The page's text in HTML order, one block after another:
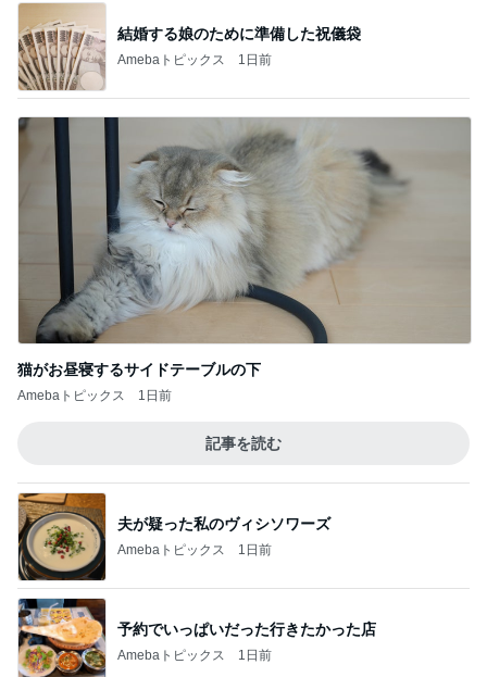
結婚する娘のために準備した祝儀袋
Amebaトピックス 1日前
猫がお昼寝するサイドテーブルの下
Amebaトピックス 1日前
記事を読む
夫が疑った私のヴィシソワーズ
Amebaトピックス 1日前
予約でいっぱいだった行きたかった店
Amebaトピックス 1日前